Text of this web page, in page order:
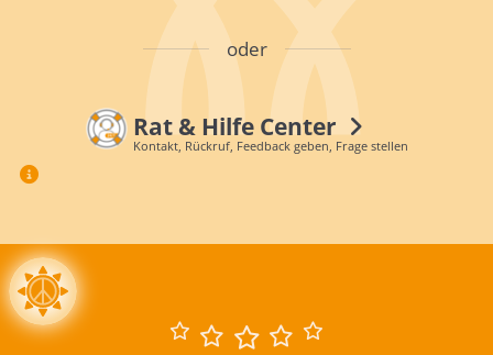
oder
Rat & Hilfe Center
Kontakt, Rückruf, Feedback geben, Frage stellen